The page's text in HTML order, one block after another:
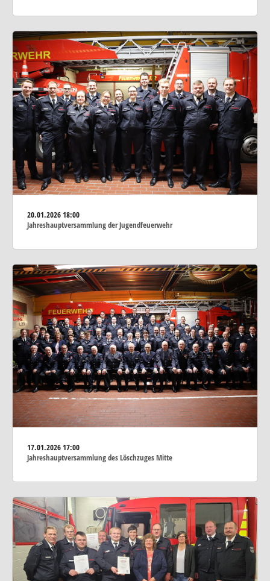
20.01.202618:00
Jahreshauptversammlung der Jugendfeuerwehr
17.01.202617:00
Jahreshauptversammlung des Löschzuges Mitte